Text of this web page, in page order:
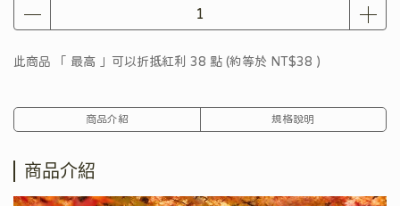
此商品 「 最高 」可以折抵紅利 38 點 (約等於 NT$38 )
商品介紹 規格說明
商品介紹